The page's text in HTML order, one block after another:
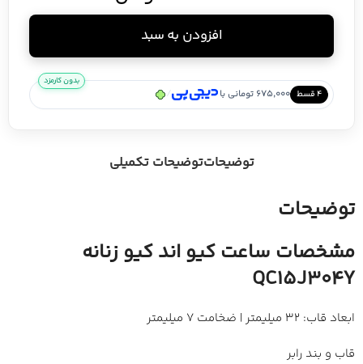
افزودن به سبد
۴ قسط 675,000 تومانی با /
بدون کارمزد
توضیحاتتوضیحات تکمیلی
توضیحات
مشخصات ساعت کیو اند کیو زنانه
QC15J304Y
ابعاد قاب: 32 میلیمتر | ضخامت 7 میلیمتر
قاب و بند رابر